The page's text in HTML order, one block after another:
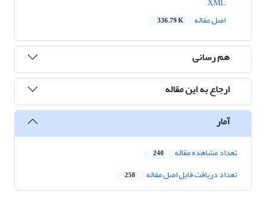
اصل مقاله
336.79 K
هم رسانی
ارجاع به این مقاله
آمار
تعداد مشاهده مقاله 240
تعداد دریافت فایل اصل مقاله 258